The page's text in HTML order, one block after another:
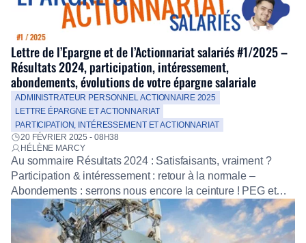
d’interpeller Christel Heydemann pour lui demander
l’ouverture de négociation afin de mettre en oeuvre […]
Lettre de l’Epargne et de l’Actionnariat salariés #1/2025 –
Résultats 2024, participation, intéressement,
abondements, évolutions de votre épargne salariale
ADMINISTRATEUR PERSONNEL ACTIONNAIRE 2025
LETTRE ÉPARGNE ET ACTIONNARIAT
PARTICIPATION, INTÉRESSEMENT ET ACTIONNARIAT
20 FÉVRIER 2025 - 08H38
HÉLÈNE MARCY
Au sommaire Résultats 2024 : Satisfaisants, vraiment ?
Participation & intéressement : retour à la normale –
Abondements : serrons nous encore la ceinture ! PEG et
PERCOL : Vous repérer parmi les fonds Amundi : nouvelle
année, nouveau site Le monde arrive (enfin) dans votre
PEG À lire aussi Éclairage sur les modifications intervenues